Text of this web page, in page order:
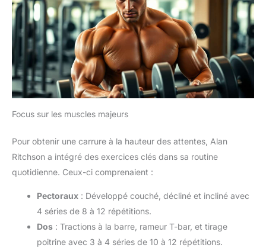
Focus sur les muscles majeurs
Pour obtenir une carrure à la hauteur des attentes, Alan
Ritchson a intégré des exercices clés dans sa routine
quotidienne. Ceux-ci comprenaient :
Pectoraux : Développé couché, décliné et incliné avec
4 séries de 8 à 12 répétitions.
Dos : Tractions à la barre, rameur T-bar, et tirage
poitrine avec 3 à 4 séries de 10 à 12 répétitions.